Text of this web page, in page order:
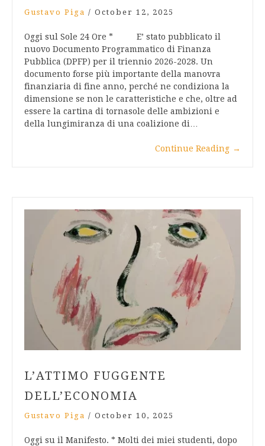
Gustavo Piga / October 12, 2025
Oggi sul Sole 24 Ore * E’ stato pubblicato il
nuovo Documento Programmatico di Finanza
Pubblica (DPFP) per il triennio 2026-2028. Un
documento forse più importante della manovra
finanziaria di fine anno, perché ne condiziona la
dimensione se non le caratteristiche e che, oltre ad
essere la cartina di tornasole delle ambizioni e
della lungimiranza di una coalizione di…
Continue Reading →
L’ATTIMO FUGGENTE
DELL’ECONOMIA
Gustavo Piga / October 10, 2025
Oggi su il Manifesto. * Molti dei miei studenti, dopo